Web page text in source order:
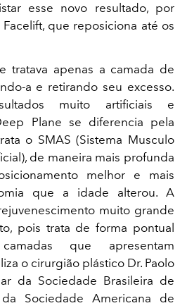
esse novo resultado, por
que reposiciona até os
tratava apenas a camada de
a e retirando seu excesso.
muito artificiais e
Plane se diferencia pela
o SMAS (Sistema Musculo
de maneira mais profunda
melhor e mais
que a idade alterou. A
muito grande
pois trata de forma pontual
que apresentam
o cirurgião plástico Dr. Paolo
da Sociedade Brasileira de
Sociedade Americana de